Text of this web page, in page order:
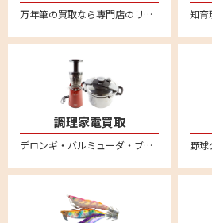
万年筆の買取なら専門店のリムーブ。モンブランやセーラー、ペリカン、ラミー、ウォーターマン、アウロラなど幅広く万年筆の買取強化をおこなっております。万年筆を売るならリムーブへ。全国対応・送料無料の宅配査定はこちら
調理家電買取
デロンギ・バルミューダ・ブルーノ・ボニークなど調理家電の買取ならリムーブへ。箱に詰めて送るだけの簡単宅配買取はこちら。全国対応・送料無料